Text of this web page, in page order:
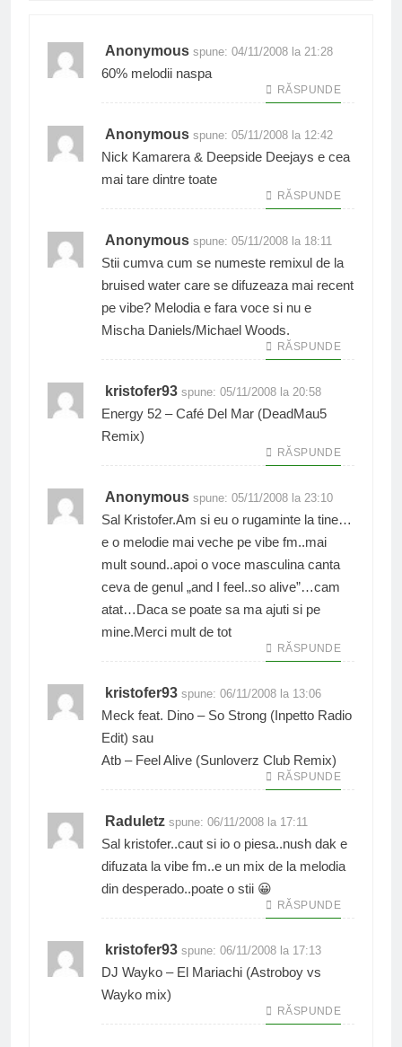
Anonymous spune: 04/11/2008 la 21:28
60% melodii naspa
RĂSPUNDE
Anonymous spune: 05/11/2008 la 12:42
Nick Kamarera & Deepside Deejays e cea
mai tare dintre toate
RĂSPUNDE
Anonymous spune: 05/11/2008 la 18:11
Stii cumva cum se numeste remixul de la
bruised water care se difuzeaza mai recent
pe vibe? Melodia e fara voce si nu e
Mischa Daniels/Michael Woods.
RĂSPUNDE
kristofer93 spune: 05/11/2008 la 20:58
Energy 52 – Café Del Mar (DeadMau5
Remix)
RĂSPUNDE
Anonymous spune: 05/11/2008 la 23:10
Sal Kristofer.Am si eu o rugaminte la tine…
e o melodie mai veche pe vibe fm..mai
mult sound..apoi o voce masculina canta
ceva de genul „and I feel..so alive”…cam
atat…Daca se poate sa ma ajuti si pe
mine.Merci mult de tot
RĂSPUNDE
kristofer93 spune: 06/11/2008 la 13:06
Meck feat. Dino – So Strong (Inpetto Radio
Edit) sau
Atb – Feel Alive (Sunloverz Club Remix)
RĂSPUNDE
Raduletz spune: 06/11/2008 la 17:11
Sal kristofer..caut si io o piesa..nush dak e
difuzata la vibe fm..e un mix de la melodia
din desperado..poate o stii 😀
RĂSPUNDE
kristofer93 spune: 06/11/2008 la 17:13
DJ Wayko – El Mariachi (Astroboy vs
Wayko mix)
RĂSPUNDE